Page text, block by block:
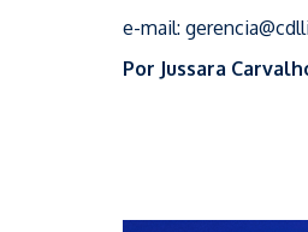
e-mail:
Por Jussara